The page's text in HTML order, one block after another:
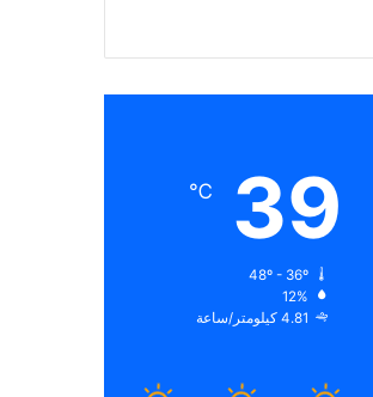
39
℃
12%
4.81 كيلومتر/ساعة